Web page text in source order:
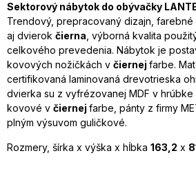
Sektorový nábytok do obývačky
Trendový, prepracovaný dizajn,
aj dvierok čierna , výborná kvalita
celkového prevedenia. Nábytok je
kovových nožičkách v čiernej farbe.
certifikovaná laminovaná drevotrieska
dvierka su z vyfrézovanej MDF v hrúbke
kovové v čiernej farbe, pánty z firmy
plným výsuvom guličkové.
Rozmery, šírka x výška x hĺbka 163,2 x